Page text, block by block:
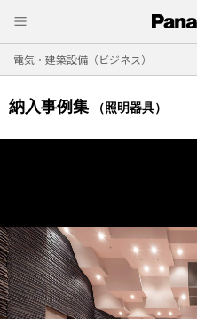
電気・建築設備（ビジネス）
納入事例集 （照明器具）